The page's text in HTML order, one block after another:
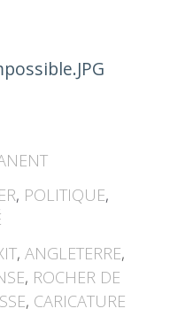
, POLITIQUE,
,ANGLETERRE,
, ROCHER DE
, CARICATURE